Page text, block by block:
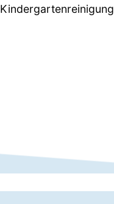
Kindergartenreinigung